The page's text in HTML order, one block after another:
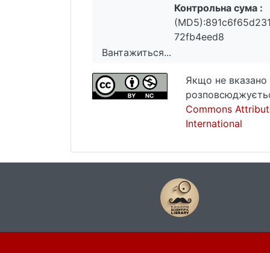
Вантажиться...
Вантажиться...
Контрольна сума :
72fb4eed8
Якщо не вказано
Commons
International